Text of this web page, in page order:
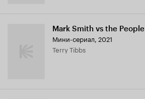
Mark Smith vs the People
Мини-сериал, 2021
Terry Tibbs